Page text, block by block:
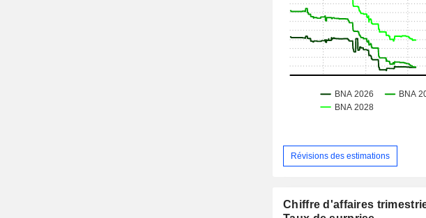
Révisions des estimations
Chiffre d'affaires